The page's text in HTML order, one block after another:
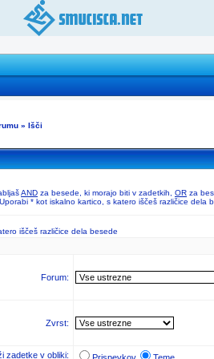
» Išči
AND za besede, ki morajo biti v zadetkih, OR za
* kot iskalno kartico, s katero iščeš različice dela
iščeš različice dela besede
Forum:
Zvrst:
zadetke v obliki: